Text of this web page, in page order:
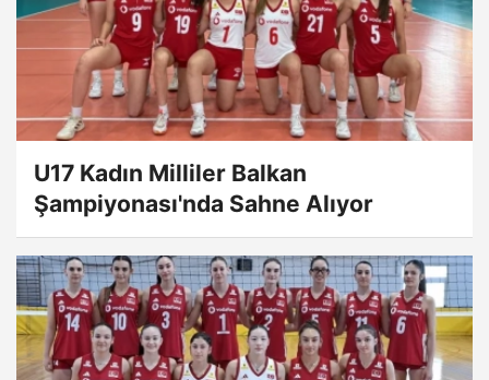
U17 Kadın Milliler Balkan
Şampiyonası'nda Sahne Alıyor